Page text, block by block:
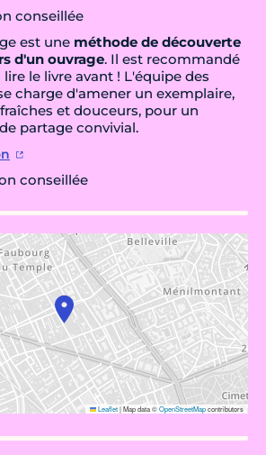
conseillée
est une méthode de découverte
d'un ouvrage. Il est recommandé
lire le livre avant ! L'équipe des
charge d'amener un exemplaire,
et douceurs, pour un
partage convivial.
conseillée
Leaflet|Map data ©OpenStreetMapcontributors